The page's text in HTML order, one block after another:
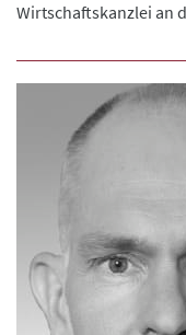
Wirtschaftskanzlei an